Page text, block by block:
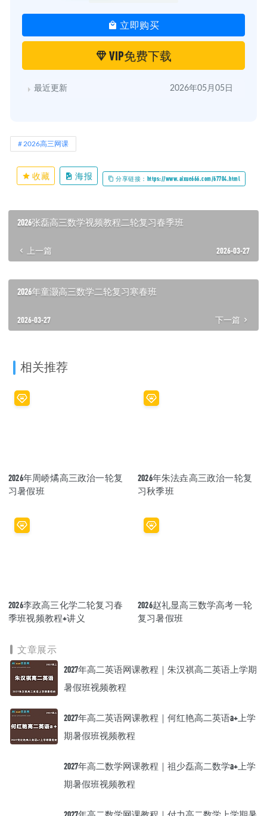
立即购买
VIP免费下载
最近更新 2026年05月05日
2026高三网课
收藏 海报 分享链接：https://www.aixue666.com/67704.html
2026张磊高三数学视频教程二轮复习春季班
上一篇 2026-03-27
2026年童灏高三数学二轮复习寒春班
2026-03-27 下一篇
相关推荐
2026年周峤燏高三政治一轮复
习暑假班
2026年朱法垚高三政治一轮复
习秋季班
2026李政高三化学二轮复习春
季班视频教程+讲义
2026赵礼显高三数学高考一轮
复习暑假班
文章展示
2027年高二英语网课教程｜朱汉祺高二英语上学期
暑假班视频教程
2027年高二英语网课教程｜何红艳高二英语a+上学
期暑假班视频教程
2027年高二数学网课教程｜祖少磊高二数学a+上学
期暑假班视频教程